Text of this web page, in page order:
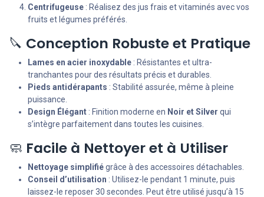
Centrifugeuse : Réalisez des jus frais et vitaminés avec vos
fruits et légumes préférés.
🔪 Conception Robuste et Pratique
Lames en acier inoxydable : Résistantes et ultra-
tranchantes pour des résultats précis et durables.
Pieds antidérapants : Stabilité assurée, même à pleine
puissance.
Design Élégant : Finition moderne en Noir et Silver qui
s’intègre parfaitement dans toutes les cuisines.
🧼 Facile à Nettoyer et à Utiliser
Nettoyage simplifiégrâce à des accessoires détachables.
Conseil d’utilisation : Utilisez-le pendant 1 minute, puis
laissez-le reposer 30 secondes. Peut être utilisé jusqu’à 15